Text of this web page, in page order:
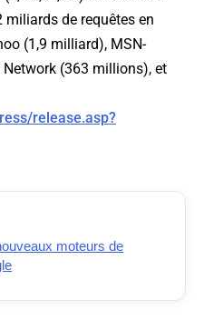
miliards de requêtes en
(1,9 milliard), MSN-
(363 millions), et
release.asp?
moteurs de